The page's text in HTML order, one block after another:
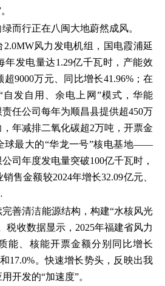
而行正在八闽大地蔚然成风。
2.0MW风力发电机组，国电霞浦延
年发电量达1.29亿千瓦时，产能效
9000万元、同比增长41.96%；在
发自用、余电上网”模式，华能
责任公司每年为顺昌县提供超450万
年减排二氧化碳超2万吨，开票金
球最大的“华龙一号”核电基地——
司年度发电量突破100亿千瓦时，
售金额较2024年增长32.09亿元、
善清洁能源结构，构建“水核风光
税收数据显示，2025年福建省风力
能、核能开票金额分别同比增长
和17.0%。快速增长势头，反映出我
开发的“加速度”。